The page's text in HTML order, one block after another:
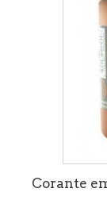
Corante